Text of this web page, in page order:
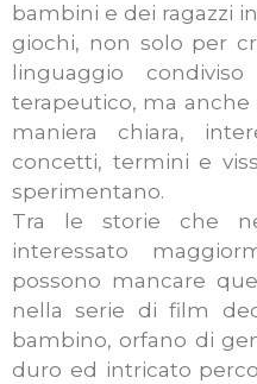
bambini e dei ragazzi
giochi, non solo per
linguaggio
terapeutico, ma anche
maniera chiara,
concetti, termini e
sperimentano.
Tra le storie che
interessato
possono mancare
nella serie di film
bambino, orfano di
duro ed intricato